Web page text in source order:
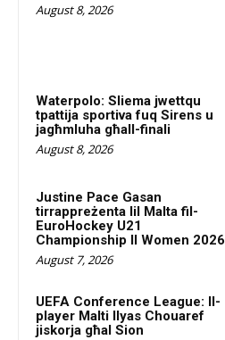
August 8, 2026
Waterpolo: Sliema jwettqu
tpattija sportiva fuq Sirens u
jagħmluha għall-finali
August 8, 2026
Justine Pace Gasan
tirrappreżenta lil Malta fil-
EuroHockey U21
Championship II Women 2026
August 7, 2026
UEFA Conference League: Il-
player Malti Ilyas Chouaref
jiskorja għal Sion